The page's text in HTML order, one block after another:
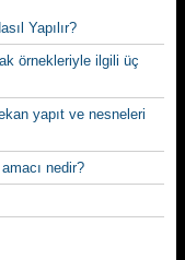
Yapılır?
örnekleriyle ilgili üç
yapıt ve nesneleri
nedir?